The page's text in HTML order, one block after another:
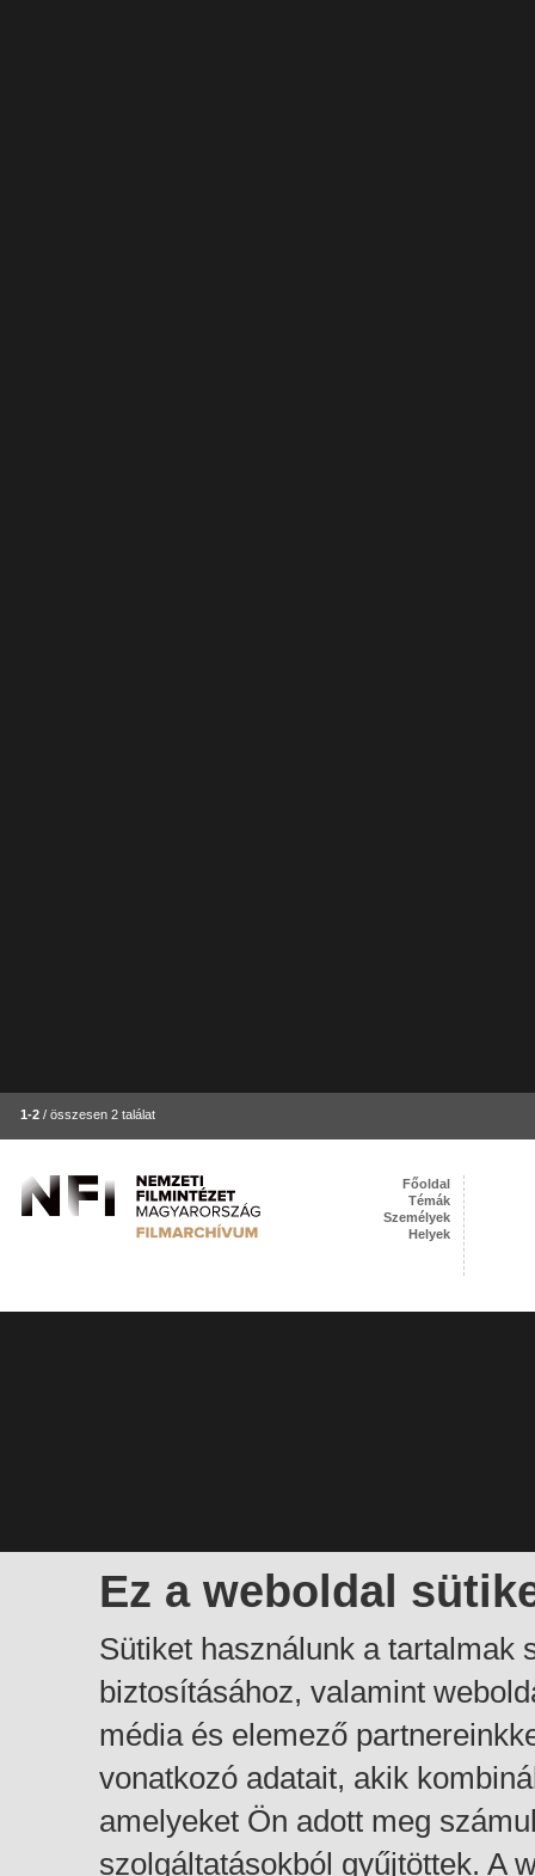
1-2 / összesen 2 találat
Ez a weboldal
Sütiket használunk a tartalmak
biztosításához, valamint
média és elemező
vonatkozó adatait, akik
amelyeket Ön adott meg
szolgáltatásokból gyűjtöttek. A
Főoldal
Témák
Személyek
Helyek